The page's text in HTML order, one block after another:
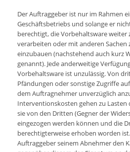
Der Auftraggeber ist nur im Rahmen
Geschäftsbetriebs und solange er
berechtigt, die Vorbehaltsware weiter
verarbeiten oder mit anderen
einzubauen (nachstehend auch kurz
genannt). Jede anderweitige
Vorbehaltsware ist unzulässig. Von
Pfändungen oder sonstige Zugriffe
dem Auftragnehmer unverzüglich
Interventionskosten gehen zu Lasten
sie von den Dritten (Gegner der
eingezogen werden können und die
berechtigterweise erhoben worden
Auftraggeber seinem Abnehmer den